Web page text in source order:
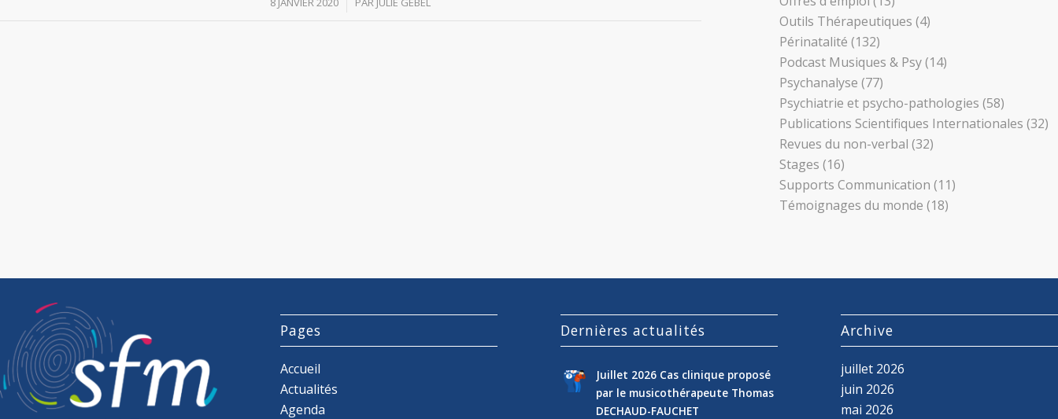
Outils Thérapeutiques (4)
Périnatalité (132)
Podcast Musiques & Psy(14)
Psychanalyse (77)
Psychiatrie et psycho-pathologies (58)
Publications Scientifiques Internationales (32)
Revues du non-verbal (32)
Stages (16)
Supports Communication (11)
Témoignages du monde (18)
Pages
Accueil
Actualités
Agenda
Dernières actualités
Juillet 2026 Cas clinique proposé
par le musicothérapeute Thomas
DECHAUD-FAUCHET
Archive
juillet 2026
juin 2026
mai 2026